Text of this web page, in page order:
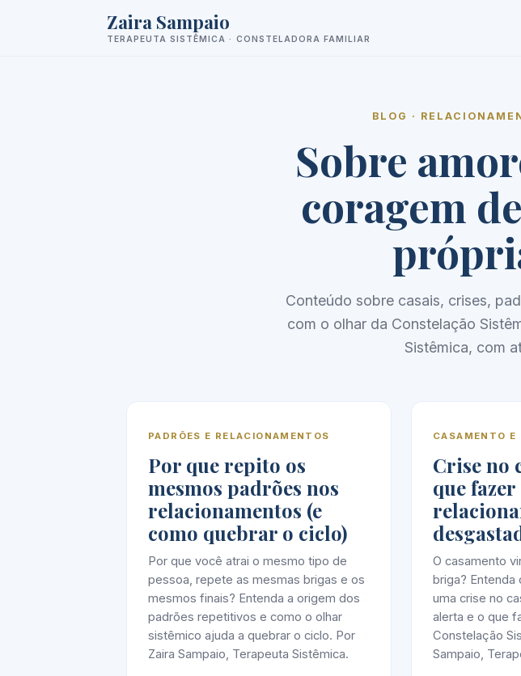
Zaira Sampaio
TERAPEUTA SISTÊMICA · CONSTELADORA FAMILIAR
BLOG ·
Sobre
coragem
Conteúdo sobre casais, crises,
com o olhar da Constelação
Sistêmica, com
PADRÕES E RELACIONAMENTOS
Por que repito os
mesmos padrões nos
relacionamentos (e
como quebrar o ciclo)
Por que você atrai o mesmo tipo de
pessoa, repete as mesmas brigas e os
mesmos finais? Entenda a origem dos
padrões repetitivos e como o olhar
sistêmico ajuda a quebrar o ciclo. Por
Zaira Sampaio, Terapeuta Sistêmica.
CASAMENTO E
Crise no
que
O casamento
briga?
uma crise no
alerta e o que
Constelação
Sampaio,